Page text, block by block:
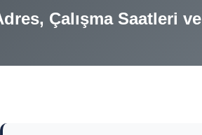
Çalışma Saatleri ve